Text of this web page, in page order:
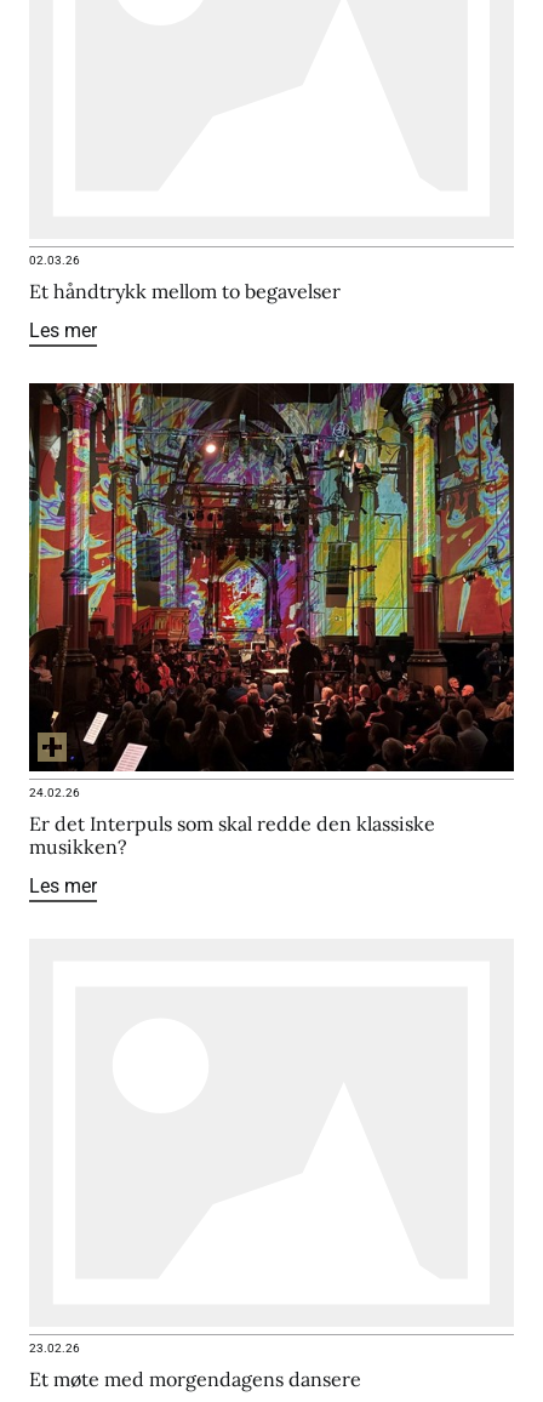
02.03.26
Et håndtrykk mellom to begavelser
Les mer
24.02.26
Er det Interpuls som skal redde den klassiske
musikken?
Les mer
23.02.26
Et møte med morgendagens dansere